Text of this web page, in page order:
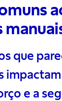
que
e a